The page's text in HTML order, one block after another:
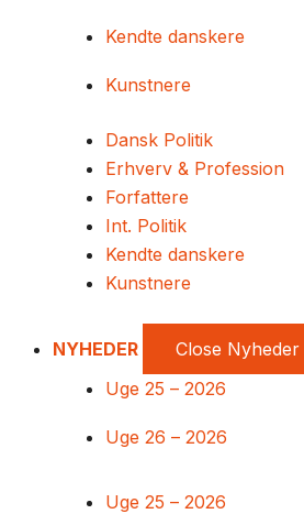
Kendte danskere
Kunstnere
Dansk Politik
Erhverv & Profession
Forfattere
Int. Politik
Kendte danskere
Kunstnere
NYHEDER Close Nyheder
Uge 25 – 2026
Uge 26 – 2026
Uge 25 – 2026